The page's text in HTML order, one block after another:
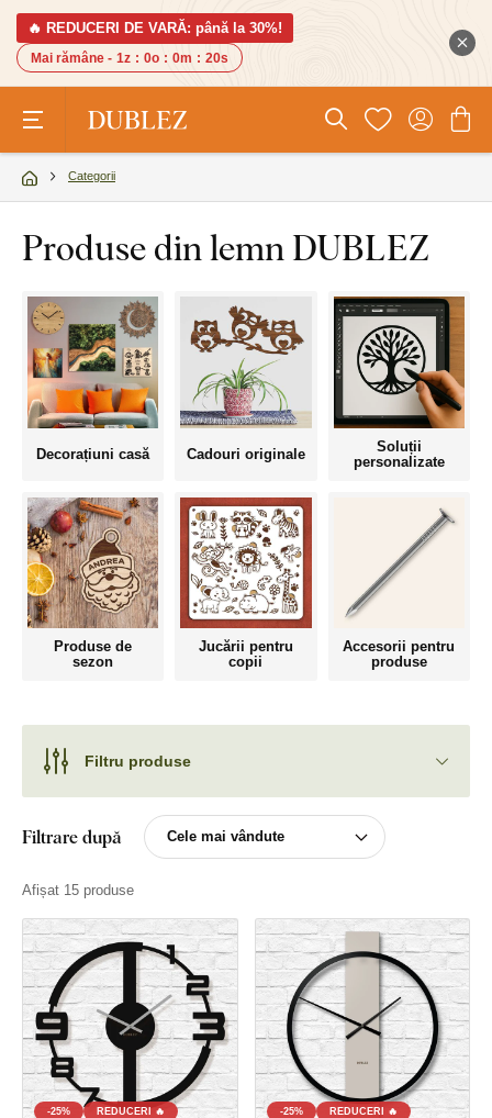
🔥 REDUCERI DE VARĂ: până la 30%!
Mai rămâne - 1z : 0o : 0m : 19s
Categorii
Produse din lemn DUBLEZ
Decorațiuni casă Cadouri originale
Soluții
personalizate
Produse de
sezon
Jucării pentru
copii
Accesorii pentru
produse
Filtru produse
Filtrare după
Afișat 15 produse
-25% REDUCERI 🔥 -25% REDUCERI 🔥